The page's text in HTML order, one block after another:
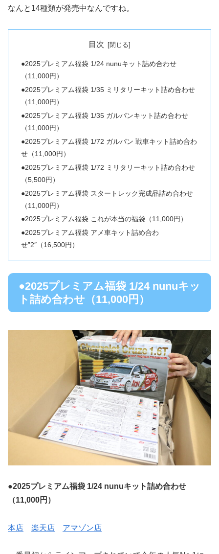
なんと14種類が発売中なんですね。
目次
●2025プレミアム福袋 1/24 nunuキット詰め合わせ
（11,000円）
●2025プレミアム福袋 1/35 ミリタリーキット詰め合わせ
（11,000円）
●2025プレミアム福袋 1/35 ガルパンキット詰め合わせ
（11,000円）
●2025プレミアム福袋 1/72 ガルパン 戦車キット詰め合わ
せ（11,000円）
●2025プレミアム福袋 1/72 ミリタリーキット詰め合わせ
（5,500円）
●2025プレミアム福袋 スタートレック完成品詰め合わせ
（11,000円）
●2025プレミアム福袋 これが本当の福袋（11,000円）
●2025プレミアム福袋 アメ車キット詰め合わ
せ”2″（16,500円）
●2025プレミアム福袋 1/24 nunuキッ
ト詰め合わせ（11,000円）
●2025プレミアム福袋 1/24 nunuキット詰め合わせ
（11,000円）
本店 楽天店 アマゾン店